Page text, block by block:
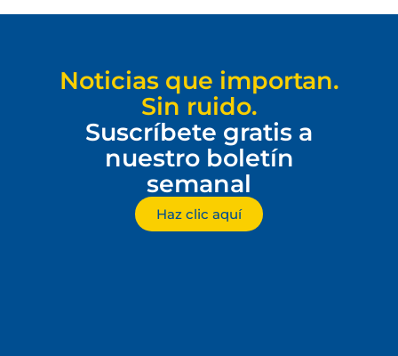
Noticias que importan.
Sin ruido.
Suscríbete gratis a
nuestro boletín
semanal
Haz clic aquí